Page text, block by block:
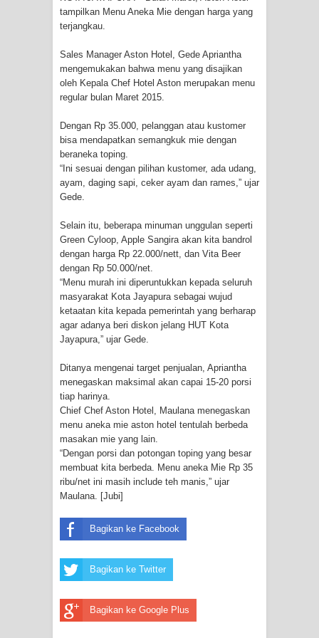
Jalani Sidang BP4R di Jayapura
Kapolresta Jayapura Kota
Saat Nonton Bareng Final Piala Dunia
2026 di Lapangan Karang PTC Entrop
di Kompleks Asrama Polisi Sorong
Profil Lengkap Papua Barat, Bumi
Cenderawasih di Ujung Barat Papua
Profil Lengkap Provinsi Papua, Bumi
Indonesia
Profil Lengkap Aceh, Provinsi
Istimewa di Ujung Sumatera
Lima Rumah Pribadi Terbakar Di
Imbau Waspada Susulan
Mama-Mama Pasar Lama Sentani
tampilkan Menu Aneka Mie dengan harga yang
terjangkau.
Sales Manager Aston Hotel, Gede Apriantha
mengemukakan bahwa menu yang disajikan
oleh Kepala Chef Hotel Aston merupakan menu
regular bulan Maret 2015.
Dengan Rp 35.000, pelanggan atau kustomer
bisa mendapatkan semangkuk mie dengan
beraneka toping.
“Ini sesuai dengan pilihan kustomer, ada udang,
ayam, daging sapi, ceker ayam dan rames,” ujar
Gede.
Selain itu, beberapa minuman unggulan seperti
Green Cyloop, Apple Sangira akan kita bandrol
dengan harga Rp 22.000/nett, dan Vita Beer
dengan Rp 50.000/net.
“Menu murah ini diperuntukkan kepada seluruh
masyarakat Kota Jayapura sebagai wujud
ketaatan kita kepada pemerintah yang berharap
agar adanya beri diskon jelang HUT Kota
Jayapura,” ujar Gede.
Ditanya mengenai target penjualan, Apriantha
menegaskan maksimal akan capai 15-20 porsi
tiap harinya.
Chief Chef Aston Hotel, Maulana menegaskan
menu aneka mie aston hotel tentulah berbeda
masakan mie yang lain.
“Dengan porsi dan potongan toping yang besar
membuat kita berbeda. Menu aneka Mie Rp 35
ribu/net ini masih include teh manis,” ujar
Maulana. [Jubi]
Bagikan ke Facebook
Bagikan ke Twitter
Bagikan ke Google Plus